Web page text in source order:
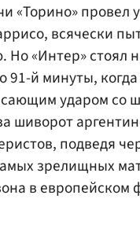
«Торино» провел
всячески
Но «Интер» стоял
91-й минуты,
ударом со
шиворот
подведя
зрелищных
в европейском